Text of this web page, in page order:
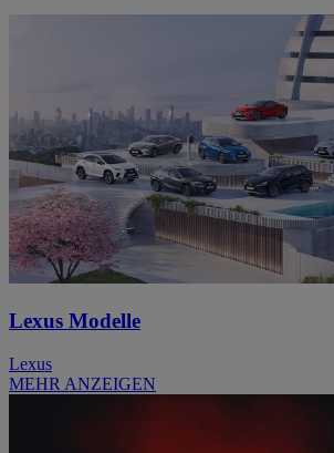
Lexus Modelle
Lexus
MEHR ANZEIGEN